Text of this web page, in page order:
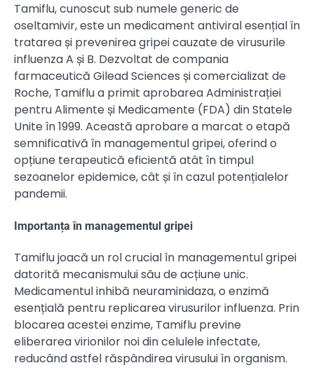
Tamiflu, cunoscut sub numele generic de
oseltamivir, este un medicament antiviral esențial în
tratarea și prevenirea gripei cauzate de virusurile
influenza A și B. Dezvoltat de compania
farmaceutică Gilead Sciences și comercializat de
Roche, Tamiflu a primit aprobarea Administrației
pentru Alimente și Medicamente (FDA) din Statele
Unite în 1999. Această aprobare a marcat o etapă
semnificativă în managementul gripei, oferind o
opțiune terapeutică eficientă atât în timpul
sezoanelor epidemice, cât și în cazul potențialelor
pandemii.
Importanța în managementul gripei
Tamiflu joacă un rol crucial în managementul gripei
datorită mecanismului său de acțiune unic.
Medicamentul inhibă neuraminidaza, o enzimă
esențială pentru replicarea virusurilor influenza. Prin
blocarea acestei enzime, Tamiflu previne
eliberarea virionilor noi din celulele infectate,
reducând astfel răspândirea virusului în organism.